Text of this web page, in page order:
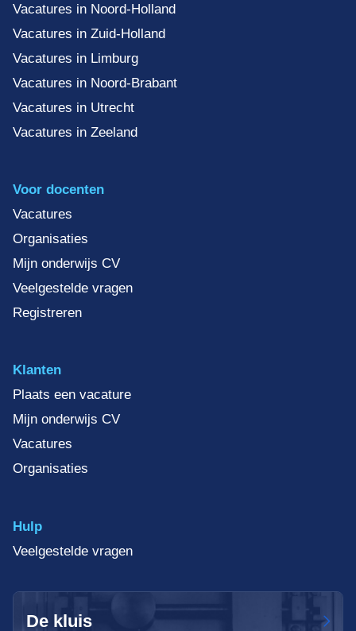
Vacatures in Noord-Holland
Vacatures in Zuid-Holland
Vacatures in Limburg
Vacatures in Noord-Brabant
Vacatures in Utrecht
Vacatures in Zeeland
Voor docenten
Vacatures
Organisaties
Mijn onderwijs CV
Veelgestelde vragen
Registreren
Klanten
Plaats een vacature
Mijn onderwijs CV
Vacatures
Organisaties
Hulp
Veelgestelde vragen
De kluis